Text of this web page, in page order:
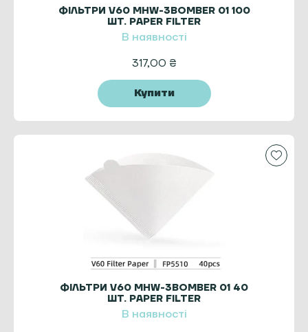
ФІЛЬТРИ V60 MHW-3BOMBER 01 100
ШТ. PAPER FILTER
В наявності
317,00 ₴
Купити
ФІЛЬТРИ V60 MHW-3BOMBER 01 40
ШТ. PAPER FILTER
В наявності